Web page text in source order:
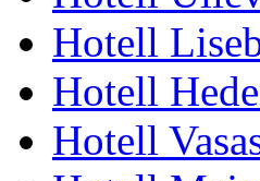
Hotell
Hotell
Hotell